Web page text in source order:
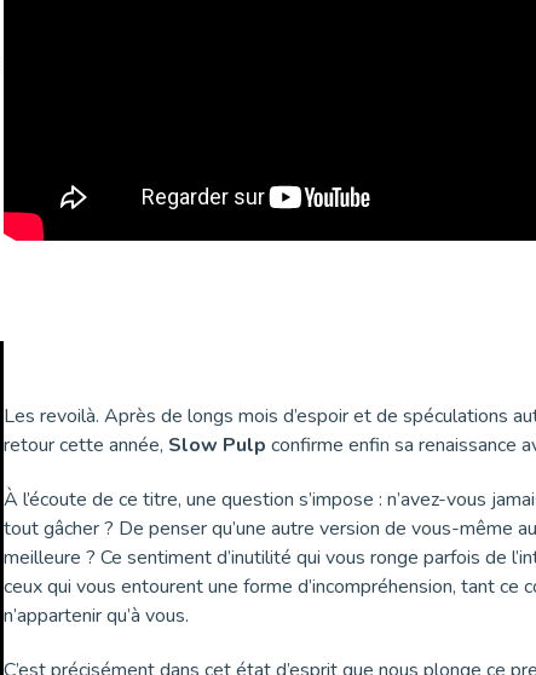
Les revoilà. Après de longs mois d’espoir et de spéculations
retour cette année, Slow Pulp confirme enfin sa renaissance
À l’écoute de ce titre, une question s’impose : n’avez-vous
tout gâcher ? De penser qu’une autre version de vous-même
meilleure ? Ce sentiment d’inutilité qui vous ronge parfois de
ceux qui vous entourent une forme d’incompréhension, tant ce
n’appartenir qu’à vous.
C’est précisément dans cet état d’esprit que nous plonge ce